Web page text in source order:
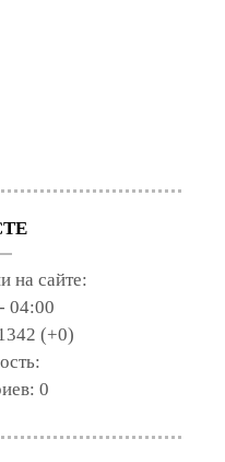
на сайте:
04:00
(+0)
0